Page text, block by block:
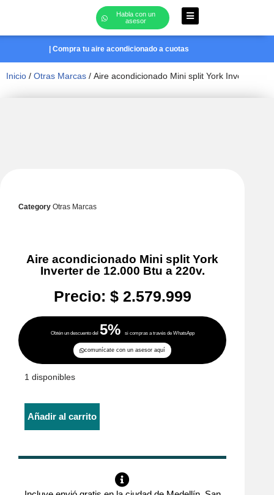
contenido
Habla con un
asesor
| Compra tu aire acondicionado a cuotas
Inicio / Otras Marcas / Aire acondicionado Mini split York Inverter de
Category Otras Marcas
Aire acondicionado Mini split York
Inverter de 12.000 Btu a 220v.
Precio: $2.579.999
Obtén un descuento del 5% si compras a través de WhatsApp
comunícate con un asesor aquí
1 disponibles
Añadir al carrito